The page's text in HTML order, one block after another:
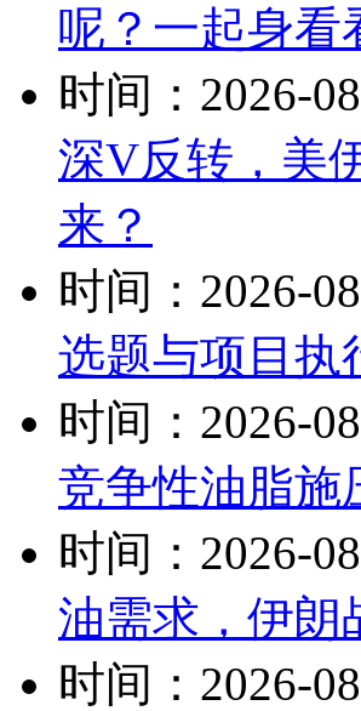
呢？一起身看
时间：2026-
深V反转，美
来？
时间：2026-
选题与项目执
时间：2026-
竞争性油脂施
时间：2026-
油需求，伊朗
时间：2026-